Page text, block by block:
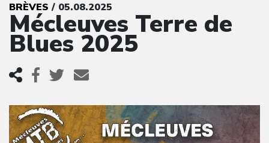
BRÈVES / 05.08.2025
Mécleuves Terre de
Blues 2025